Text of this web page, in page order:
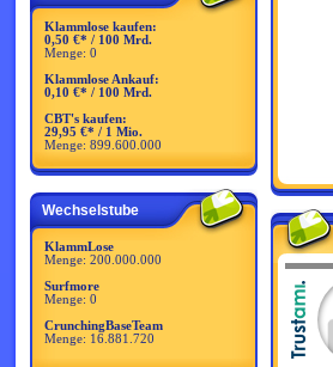
Klammlose kaufen:
0,50 €* / 100 Mrd.
Menge: 0
Klammlose Ankauf:
0,10 €* / 100 Mrd.
CBT's kaufen:
29,95 €* / 1 Mio.
Menge: 899.600.000
Wechselstube
KlammLose
Menge: 200.000.000
Surfmore
Menge: 0
CrunchingBaseTeam
Menge: 16.881.720